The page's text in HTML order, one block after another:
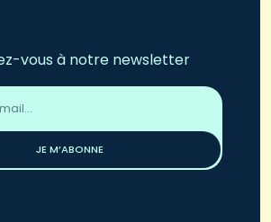
vous à notre newsletter
JE M’ABONNE